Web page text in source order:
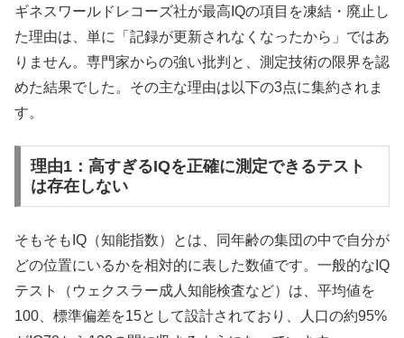
ギネスワールドレコーズ社が最高IQの項目を凍結・廃止し
た理由は、単に「記録が更新されなくなったから」ではあ
りません。専門家からの強い批判と、測定技術の限界を認
めた結果でした。その主な理由は以下の3点に集約されま
す。
理由1：高すぎるIQを正確に測定できるテスト
は存在しない
そもそもIQ（知能指数）とは、同年齢の集団の中で自分が
どの位置にいるかを相対的に表した数値です。一般的なIQ
テスト（ウェクスラー成人知能検査など）は、平均値を
100、標準偏差を15として設計されており、人口の約95%